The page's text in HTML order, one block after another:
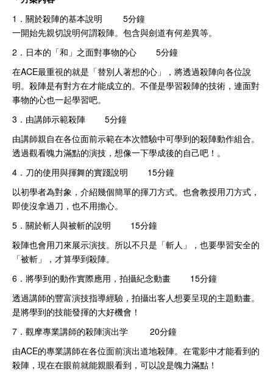
1．關於殺陣的基本說明 5分鐘
一開始先親切說明何謂殺陣。包含與劍道有何差異等。
2．日本的「和」之面對事物的心 5分鐘
在ACE最重視的就是「替別人著想的心」，將透過殺陣向各位說
明。殺陣是有對方在才能成立的。不僅是學習殺陣的技術，連面對
事物的心也一起學習吧。
3．由講師示範殺陣 5分鐘
由講師親自在各位面前示範在本次體驗中可學到的殺陣動作組合。
透過觀看魄力滿點的演技，想像一下學成後的自己吧！。
4．刀的使用與揮舞的實踐說明 15分鐘
以初學者為對象，介紹幾個簡單的揮刀方式。也會教授用刀方式，
即使沒拿過刀，也不用擔心。
5．關於斬人與被斬的說明 15分鐘
殺陣也會用刀來展示演技。所以不只是「斬人」，也要學習安全的
「被斬」，才算學到殺陣。
6．將學到的動作實際應用，拍攝紀念動畫 15分鐘
透過講師的豐富演技指導經驗，拍攝出客人想要呈現的主題動畫。
是將學到的技能發揮的大好機會！
7．觀摩專業講師的殺陣演出学 20分鐘
由ACE的專業講師在各位面前演出道地殺陣。在電影中才能看到的
殺陣，現在在眼前就能親眼看到，可以說是魄力滿點！